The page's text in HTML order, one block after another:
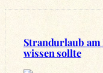
Strandurlaub
wissen sollte